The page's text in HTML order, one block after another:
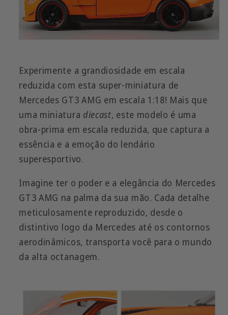
Experimente a grandiosidade em escala
reduzida com esta super-miniatura de
Mercedes GT3 AMG em escala 1:18! Mais que
uma miniatura diecast, este modelo é uma
obra-prima em escala reduzida, que captura a
essência e a emoção do lendário
superesportivo.
Imagine ter o poder e a elegância do Mercedes
GT3 AMG na palma da sua mão. Cada detalhe
meticulosamente reproduzido, desde o
distintivo logo da Mercedes até os contornos
aerodinâmicos, transporta você para o mundo
da alta octanagem.